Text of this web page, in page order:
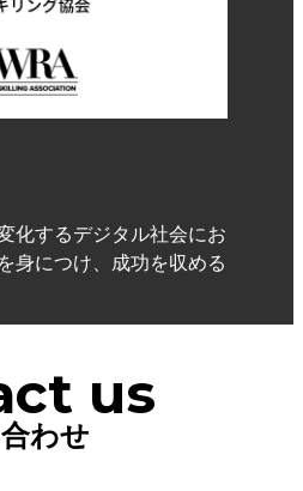
化するデジタル社会にお
身につけ、成功を収める
us
わせ